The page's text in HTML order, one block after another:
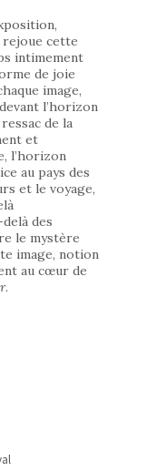
rejoue cette
intimement
de joie
image,
l’horizon
de la
et
l’horizon
au pays des
et le voyage,
des
le mystère
image, notion
au cœur de
.